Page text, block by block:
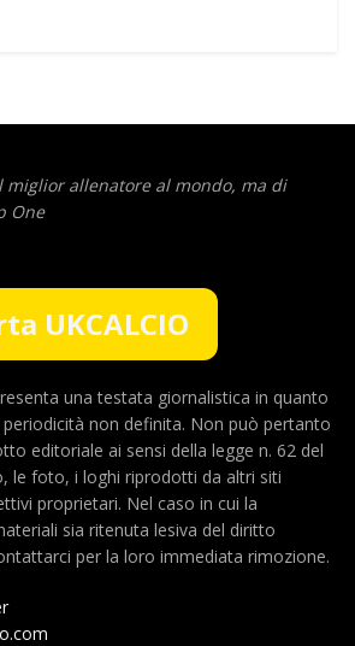
allenatore al mondo, ma di
One
UKCALCIO
una testata giornalistica in quanto
non definita. Non può pertanto
editoriale ai sensi della legge n. 62 del
le foto, i loghi riprodotti da altri siti
proprietari. Nel caso in cui la
sia ritenuta lesiva del diritto
per la loro immediata rimozione.